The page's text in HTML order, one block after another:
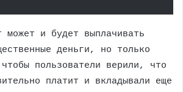
может и будет выплачивать
деньги, но только
пользователи верили, что
платит и вкладывали еще